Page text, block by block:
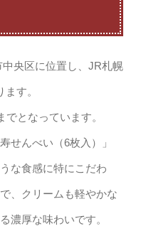
央区に位置し、JR札幌
す。
となっています。
せんべい（6枚入）」
な食感に特にこだわ
、クリームも軽やかな
濃厚な味わいです。